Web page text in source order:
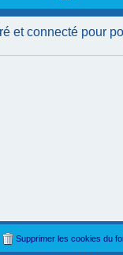
et connecté pour
Supprimer les cookies du